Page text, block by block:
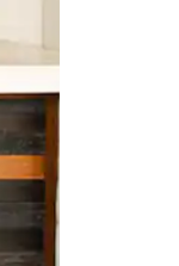
или плъзгане.